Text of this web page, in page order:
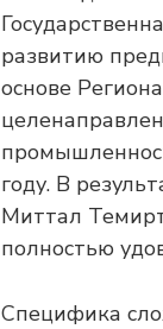
развитию
основе
году. В
Миттал
полностью
Специфика